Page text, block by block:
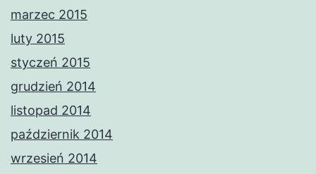
marzec 2015
luty 2015
styczeń 2015
grudzień 2014
listopad 2014
październik 2014
wrzesień 2014